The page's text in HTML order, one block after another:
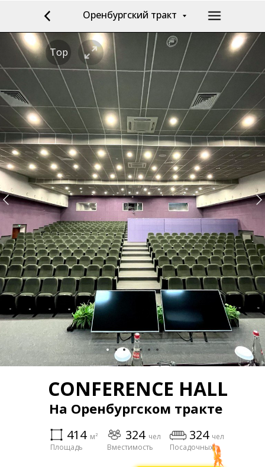
Оренбургский тракт
Top
CONFERENCE HALL
На Оренбургском тракте
414 324 324
Площадь Вместимость Посадочных
м² чел
чел